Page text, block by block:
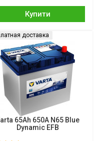
Купити
доставка
65Ah 650A N65 Blue
Dynamic EFB